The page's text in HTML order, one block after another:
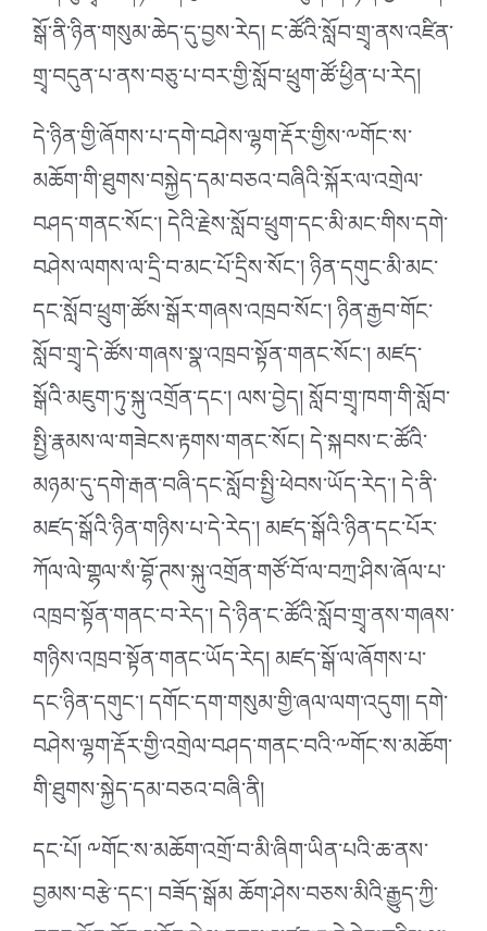
སྒོ་ནི་ཉིན་གསུམ་ཆེད་དུ་བྱས་རེད། ང་ཚོའི་སློབ་གྲྭ་ནས་འཛིན་
གྲྭ་བདུན་པ་ནས་བཅུ་པ་བར་གྱི་སློབ་ཕྲུག་ཚོ་ཕྱིན་པ་རེད།
དེ་ཉིན་གྱི་ཞོགས་པ་དགེ་བཤེས་ལྷག་རྡོར་གྱིས་༸གོང་ས་
མཆོག་གི་ཐུགས་བསྐྱེད་དམ་བཅའ་བཞིའི་སྐོར་ལ་འགྲེལ་
བཤད་གནང་སོང་། དེའི་རྗེས་སློབ་ཕྲུག་དང་མི་མང་གིས་དགེ་
བཤེས་ལགས་ལ་དྲི་བ་མང་པོ་དྲིས་སོང་། ཉིན་དགུང་མི་མང་
དང་སློབ་ཕྲུག་ཚོས་སྒོར་གཞས་འཁྲབ་སོང་། ཉིན་རྒྱབ་གོང་
སློབ་གྲྭ་དེ་ཚོས་གཞས་སྣ་འཁྲབ་སྟོན་གནང་སོང་། མཛད་
སྒོའི་མཇུག་ཏུ་སྐུ་འགྲོན་དང་། ལས་བྱེད། སློབ་གྲྭ་ཁག་གི་སློབ་
སྤྱི་རྣམས་ལ་གཟེངས་རྟགས་གནང་སོང། དེ་སྐབས་ང་ཚོའི་
མཉམ་དུ་དགེ་རྒན་བཞི་དང་སློབ་སྤྱི་ཕེབས་ཡོད་རེད་། དེ་ནི་
མཛད་སྒོའི་ཉིན་གཉིས་པ་དེ་རེད་། མཛད་སྒོའི་ཉིན་དང་པོར་
ཀོལ་ལེ་གྷལ་སཾ་བྷོ་ཊས་སྐུ་འགྲོན་གཙོ་བོ་ལ་བཀྲ་ཤིས་ཞོལ་པ་
འཁྲབ་སྟོན་གནང་བ་རེད་། དེ་ཉིན་ང་ཚོའི་སློབ་གྲྭ་ནས་གཞས་
གཉིས་འཁྲབ་སྟོན་གནང་ཡོད་རེད། མཛད་སྒོ་ལ་ཞོགས་པ་
དང་ཉིན་དགུང་། དགོང་དག་གསུམ་གྱི་ཞལ་ལག་འདུག། དགེ་
བཤེས་ལྷག་རྡོར་གྱི་འགྲེལ་བཤད་གནང་བའི་༸གོང་ས་མཆོག་
གི་ཐུགས་སྐྱེད་དམ་བཅའ་བཞི་ནི།
དང་པོ། ༸གོང་ས་མཆོག་འགྲོ་བ་མི་ཞིག་ཡིན་པའི་ཆ་ནས་
བྱམས་བརྩེ་དང་། བཟོད་སྒོམ ཆོག་ཤེས་བཅས་མིའི་རྒྱུད་ཀྱི་